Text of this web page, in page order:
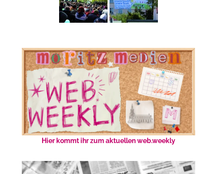
Hier kommt ihr zum aktuellen web.weekly